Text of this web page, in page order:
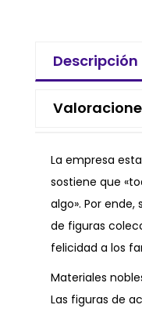
Descripción
La empresa
sostiene que
algo». Por
de figuras
felicidad a los
Materiales
Las figuras de